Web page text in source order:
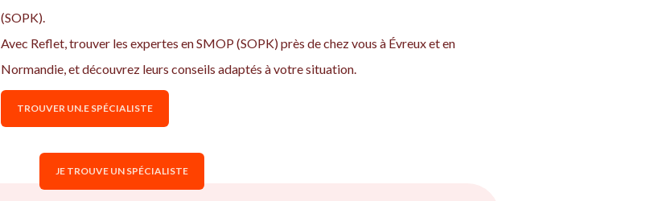
(SOPK).
Avec Reflet, trouver les expertes en SMOP (SOPK) près de chez vous à Évreux et en
Normandie, et découvrez leurs conseils adaptés à votre situation.
TROUVER UN.E SPÉCIALISTE
JE TROUVE UN SPÉCIALISTE